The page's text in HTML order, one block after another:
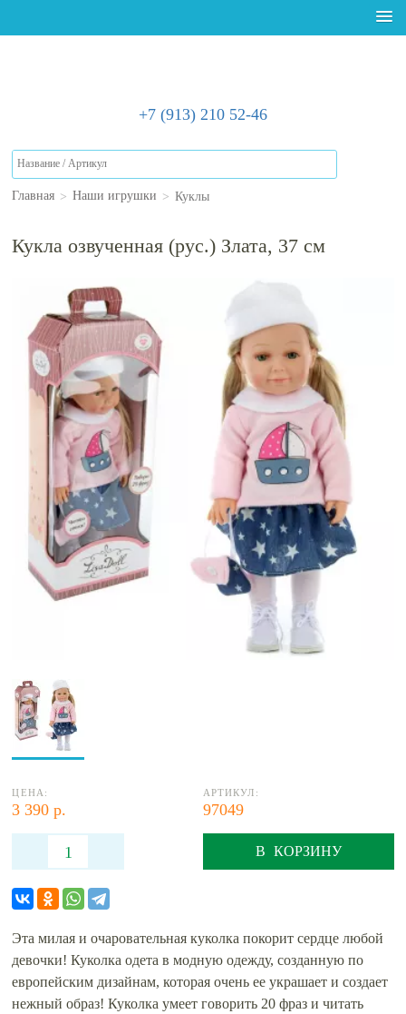
+7 (913) 210 52-46
Главная > Наши игрушки > Куклы
Кукла озвученная (рус.) Злата, 37 см
ЦЕНА:
3 390 р.
АРТИКУЛ:
97049
В КОРЗИНУ
Эта милая и очаровательная куколка покорит сердце любой
девочки! Куколка одета в модную одежду, созданную по
европейским дизайнам, которая очень ее украшает и создает
нежный образ! Куколка умеет говорить 20 фраз и читать